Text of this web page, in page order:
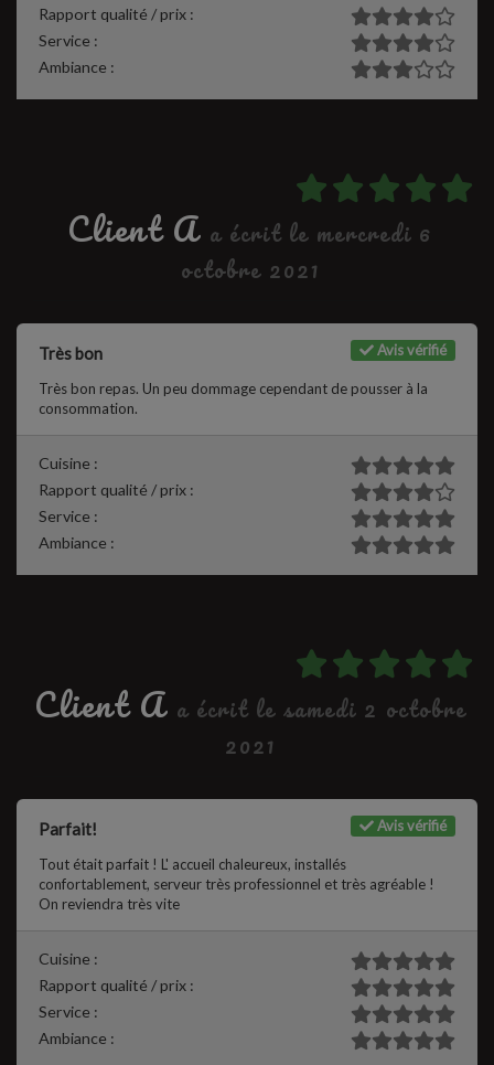
Rapport qualité / prix :
Service :
Ambiance :
Client A a écrit le mercredi 6
octobre 2021
Avis vérifié
Très bon
Très bon repas. Un peu dommage cependant de pousser à la
consommation.
Cuisine :
Rapport qualité / prix :
Service :
Ambiance :
Client A a écrit le samedi 2 octobre
2021
Avis vérifié
Parfait!
Tout était parfait ! L' accueil chaleureux, installés
confortablement, serveur très professionnel et très agréable !
On reviendra très vite
Cuisine :
Rapport qualité / prix :
Service :
Ambiance :